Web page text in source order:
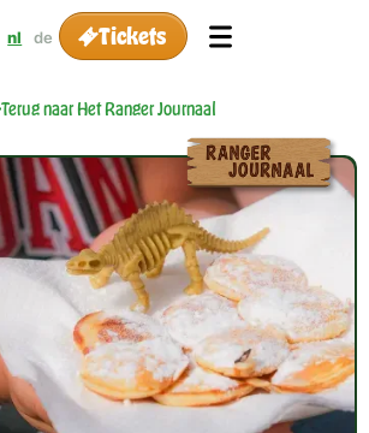
nl de Tickets
Terug naar Het Ranger Journaal